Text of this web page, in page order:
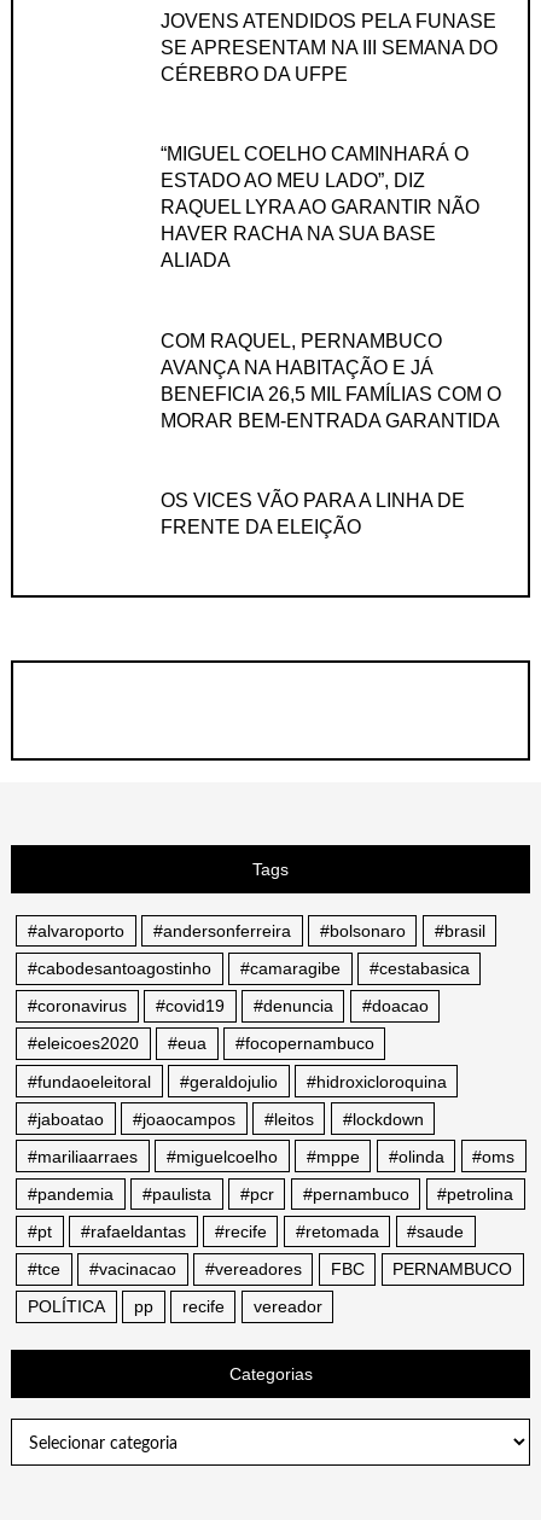
JOVENS ATENDIDOS PELA FUNASE
SE APRESENTAM NA III SEMANA DO
CÉREBRO DA UFPE
“MIGUEL COELHO CAMINHARÁ O
ESTADO AO MEU LADO”, DIZ
RAQUEL LYRA AO GARANTIR NÃO
HAVER RACHA NA SUA BASE
ALIADA
COM RAQUEL, PERNAMBUCO
AVANÇA NA HABITAÇÃO E JÁ
BENEFICIA 26,5 MIL FAMÍLIAS COM O
MORAR BEM-ENTRADA GARANTIDA
OS VICES VÃO PARA A LINHA DE
FRENTE DA ELEIÇÃO
Tags
#alvaroporto #andersonferreira #bolsonaro
#brasil
#cabodesantoagostinho
#camaragibe
#cestabasica
#coronavirus
#covid19 #denuncia
#doacao
#eleicoes2020
#eua
#focopernambuco
#fundaoeleitoral
#geraldojulio
#hidroxicloroquina
#jaboatao
#joaocampos #leitos
#lockdown
#mariliaarraes
#miguelcoelho #mppe #olinda
#oms
#pandemia
#paulista #pcr #pernambuco
#petrolina
#pt
#rafaeldantas #recife #retomada
#saude
#tce
#vacinacao #vereadores FBC
PERNAMBUCO
POLÍTICA
pp recife vereador
Categorias